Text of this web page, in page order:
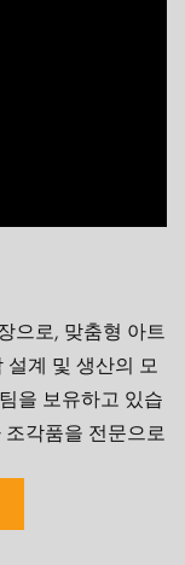
으로, 맞춤형 아트
설계 및 생산의 모
을 보유하고 있습
각품을 전문으로
는 세부 사항에주
조각 생산 프로세